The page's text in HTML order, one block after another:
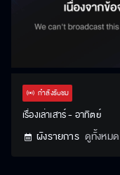
กำลังรับชม
เรื่องเล่าเสาร์ - อาทิตย์
ผังรายการ ดูทั้งหมด